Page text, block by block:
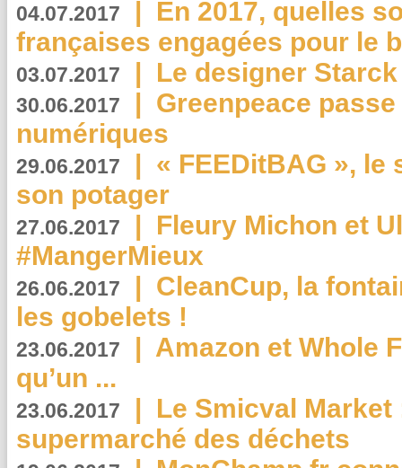
04.07.2017 | En 2017, quelles
françaises engagées pour le
03.07.2017 | Le designer
30.06.2017 | Greenpeace
numériques
29.06.2017 | « FEEDitBAG », le
son potager
27.06.2017 | Fleury Michon et
#MangerMieux
26.06.2017 | CleanCup, la
les gobelets !
23.06.2017 | Amazon et Whole
qu’un ...
23.06.2017 | Le Smicval
supermarché des déchets